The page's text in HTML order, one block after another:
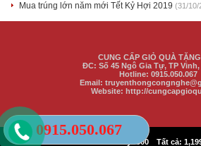
Mua trúng lớn năm mới Tết Kỷ Hợi 2019 (31/10/
CUNG CẤP GIỎ QUÀ
ĐC: Số 45 Ngô Gia Tự, TP Vinh,
Hotline: 0915.050.067
Email:
Website: http://
500 Tất cả:
0915.050.067